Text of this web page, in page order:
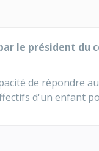
le président du
de répondre
d'un enfant